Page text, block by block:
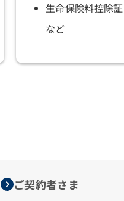
生命保険料控除
など
ご契約者さま